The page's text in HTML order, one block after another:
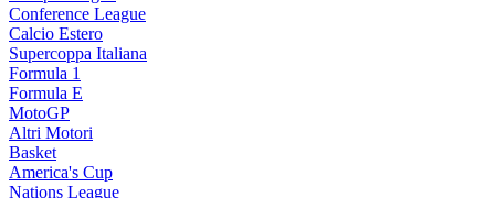
Conference League
Calcio Estero
Supercoppa Italiana
Formula 1
Formula E
MotoGP
Altri Motori
Basket
America's Cup
Nations League